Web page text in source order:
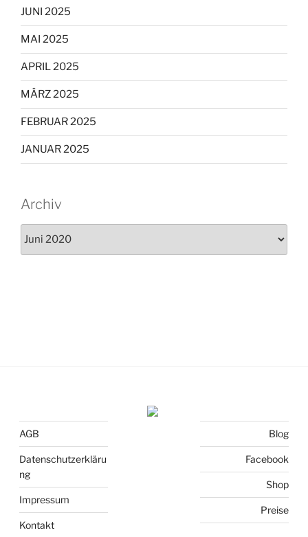
JUNI 2025
MAI 2025
APRIL 2025
MÄRZ 2025
FEBRUAR 2025
JANUAR 2025
Archiv
AGB
Datenschutzerkläru
ng
Impressum
Kontakt
Blog
Facebook
Shop
Preise